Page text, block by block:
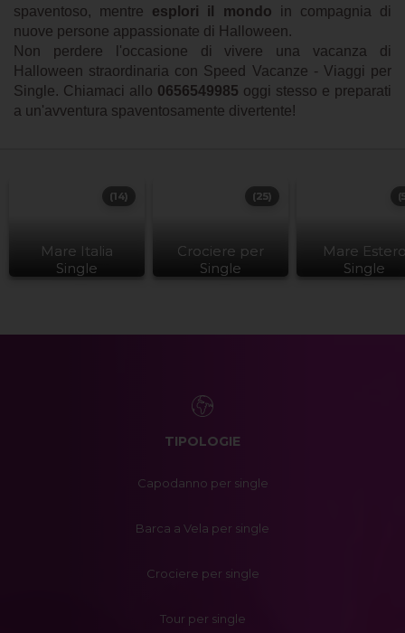
spaventoso, mentre esplori il mondo in compagnia di
nuove persone appassionate di Halloween.
Non perdere l'occasione di vivere una vacanza di
Halloween straordinaria con Speed Vacanze - Viaggi per
Single. Chiamaci allo 0656549985 oggi stesso e preparati
a un'avventura spaventosamente divertente!
Mare Italia
Single
(14)
Crociere per
Single
(25)
Mare
Single
TIPOLOGIE
Capodanno per single
Barca a Vela per single
Crociere per single
Tour per single